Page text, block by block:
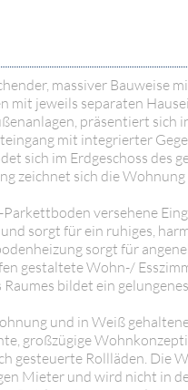
massiver Bauweise
mit jeweils separaten
präsentiert
mit integrierter
sich im Erdgeschoss des
zeichnet sich die
versehene
sorgt für ein ruhiges,
sorgt für
gestaltete Wohn-/
bildet ein
und in Weiß
großzügige
gesteuerte Rollläden. Die
Mieter und wird nicht in